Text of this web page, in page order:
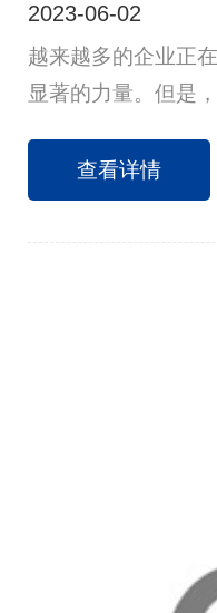
2023-06-02
越来越多的企业正
显著的力量。但是
构格格不入吗？针
不一样的思考。为
查看详情